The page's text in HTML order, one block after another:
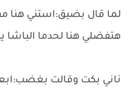
لما قال بضيق:استني هنا
هتفضلي هنا لحدما الباشا
ناني بكت وقالت